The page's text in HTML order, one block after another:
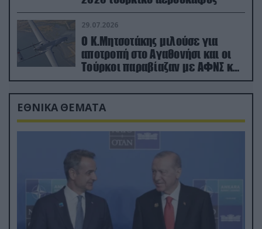
29.07.2026
Ο Κ.Μητσοτάκης μιλούσε για
αποτροπή στο Αγαθονήσι και οι
Τούρκοι παραβίαζαν με ΑΦΝΣ και
drone
ΕΘΝΙΚΑ ΘΕΜΑΤΑ